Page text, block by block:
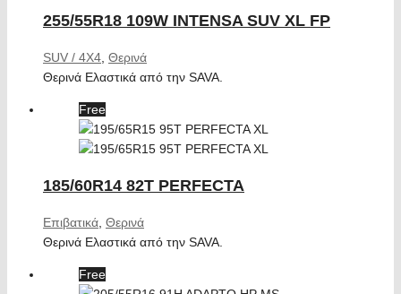
255/55R18 109W INTENSA SUV XL FP
SUV / 4X4 Θερινά
Θερινά Ελαστικά από την SAVA.
Free
185/60R14 82T PERFECTA
Επιβατικά Θερινά
Θερινά Ελαστικά από την SAVA.
Free